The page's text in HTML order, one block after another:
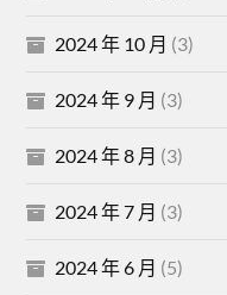
2024 年 10 月 (3)
2024 年 9 月 (3)
2024 年 8 月 (3)
2024 年 7 月 (3)
2024 年 6 月 (5)